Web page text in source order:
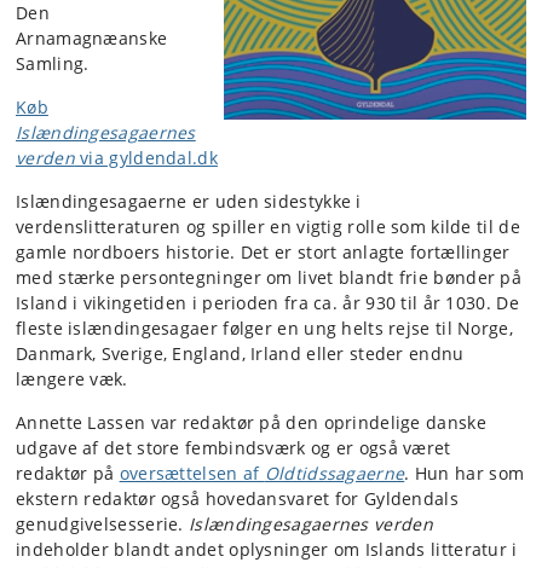
Den
Arnamagnæanske
Samling.
Køb
Islændingesagaernes
verdenvia gyldendal.dk
Islændingesagaerne er uden sidestykke i
verdenslitteraturen og spiller en vigtig rolle som kilde til de
gamle nordboers historie. Det er stort anlagte fortællinger
med stærke persontegninger om livet blandt frie bønder på
Island i vikingetiden i perioden fra ca. år 930 til år 1030. De
fleste islændingesagaer følger en ung helts rejse til Norge,
Danmark, Sverige, England, Irland eller steder endnu
længere væk.
Annette Lassen var redaktør på den oprindelige danske
udgave af det store fembindsværk og er også været
redaktør på oversættelsen af Oldtidssagaerne. Hun har som
ekstern redaktør også hovedansvaret for Gyldendals
genudgivelsesserie. Islændingesagaernes verden
indeholder blandt andet oplysninger om Islands litteratur i